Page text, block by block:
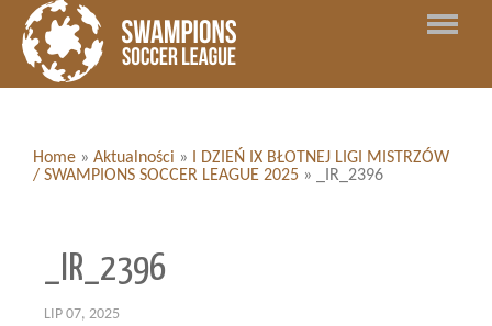
Home » Aktualności »
I DZIEŃ IX BŁOTNEJ LIGI MISTRZÓW
/ SWAMPIONS SOCCER LEAGUE 2025 » _IR_2396
_IR_2396
LIP 07, 2025